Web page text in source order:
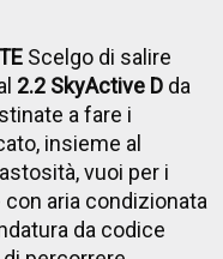
Scelgo di salire
2.2 SkyActive D da
a fare i
insieme al
vuoi per i
aria condizionata
da codice